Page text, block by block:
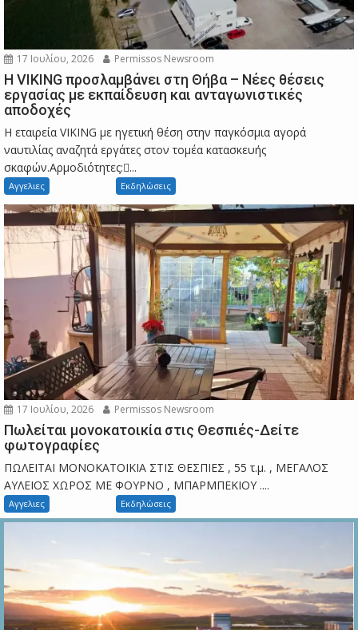
17 Ιουλίου, 2026 Permissos Newsroom
Η VIKING προσλαμβάνει στη Θήβα – Νέες θέσεις
εργασίας με εκπαίδευση και ανταγωνιστικές
αποδοχές
Η εταιρεία VIKING με ηγετική θέση στην παγκόσμια αγορά
ναυτιλίας αναζητά εργάτες στον τομέα κατασκευής
σκαφών.Αρμοδιότητες:...
Αγγελιες Εκδηλώσεις
17 Ιουλίου, 2026 Permissos Newsroom
Πωλείται μονοκατοικία στις Θεσπιές-Δείτε
φωτογραφίες
ΠΩΛΕΙΤΑΙ ΜΟΝΟΚΑΤΟΙΚΙΑ ΣΤΙΣ ΘΕΣΠΙΕΣ , 55 τ.μ. , ΜΕΓΑΛΟΣ
ΑΥΛΕΙΟΣ ΧΩΡΟΣ ΜΕ ΦΟΥΡΝΟ , ΜΠΑΡΜΠΕΚΙΟΥ ....
Αγγελιες Εκδηλώσεις